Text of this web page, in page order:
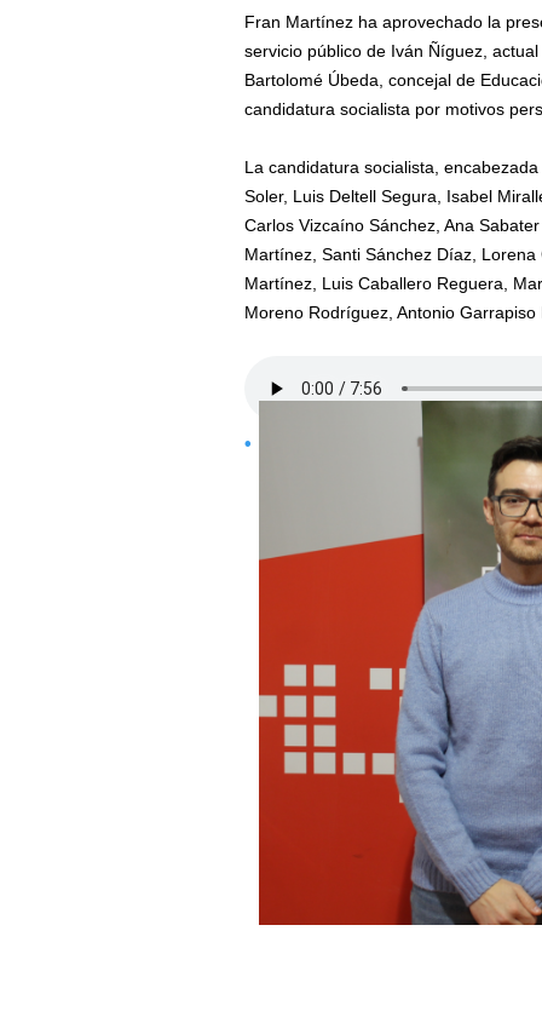
Fran Martínez ha aprovechado la
servicio público de Iván Ñíguez,
Bartolomé Úbeda, concejal de
candidatura socialista por motivos
La candidatura socialista,
Soler, Luis Deltell Segura, Isabel
Carlos Vizcaíno Sánchez, Ana
Martínez, Santi Sánchez Díaz,
Martínez, Luis Caballero Reguera,
Moreno Rodríguez, Antonio